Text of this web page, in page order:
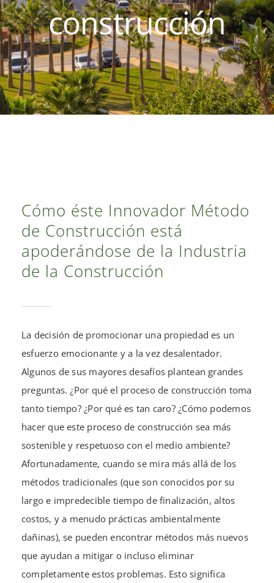
Contacto
construcción
Cómo éste Innovador Método
de Construcción está
apoderándose de la Industria
de la Construcción
La decisión de promocionar una propiedad es un
esfuerzo emocionante y a la vez desalentador.
Algunos de sus mayores desafíos plantean grandes
preguntas. ¿Por qué el proceso de construcción toma
tanto tiempo? ¿Por qué es tan caro? ¿Cómo podemos
hacer que este proceso de construcción sea más
sostenible y respetuoso con el medio ambiente?
Afortunadamente, cuando se mira más allá de los
métodos tradicionales (que son conocidos por su
largo e impredecible tiempo de finalización, altos
costos, y a menudo prácticas ambientalmente
dañinas), se pueden encontrar métodos más nuevos
que ayudan a mitigar o incluso eliminar
completamente estos problemas. Esto significa